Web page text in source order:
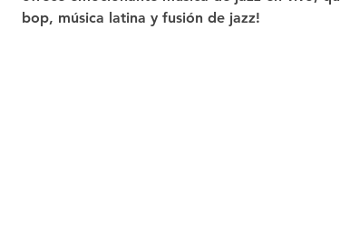
bop, música latina y fusión de jazz!